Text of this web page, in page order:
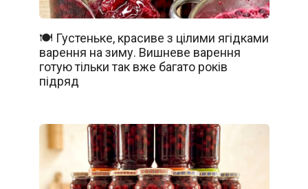
🍽️ Густеньке, красиве з цілими ягідками
варення на зиму. Вишневе варення
готую тільки так вже багато років
підряд